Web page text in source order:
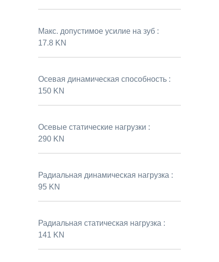
Макс. допустимое усилие на зуб :
17.8 KN
Осевая динамическая способность :
150 KN
Осевые статические нагрузки :
290 KN
Радиальная динамическая нагрузка :
95 KN
Радиальная статическая нагрузка :
141 KN